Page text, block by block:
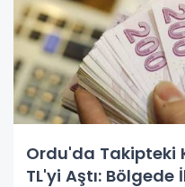
Ordu'da Takipteki
TL'yi Aştı: Bölgede